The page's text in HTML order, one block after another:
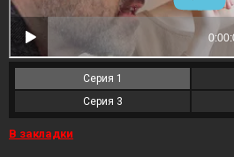
Серия 1
Серия 3
В закладки